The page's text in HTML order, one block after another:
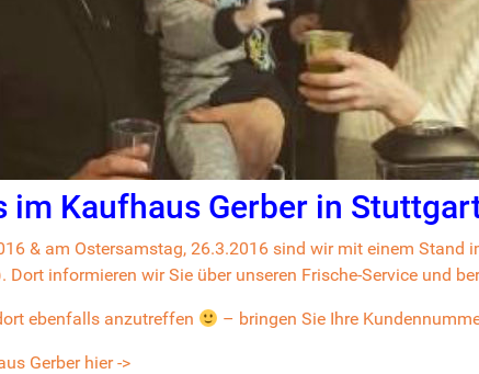
im Kaufhaus Gerber in
& am Ostersamstag, 26.3.2016 sind wir mit einem Stand
Dort informieren wir Sie über unseren Frische-Service und
ebenfalls anzutreffen – bringen Sie Ihre
Gerber hier ->